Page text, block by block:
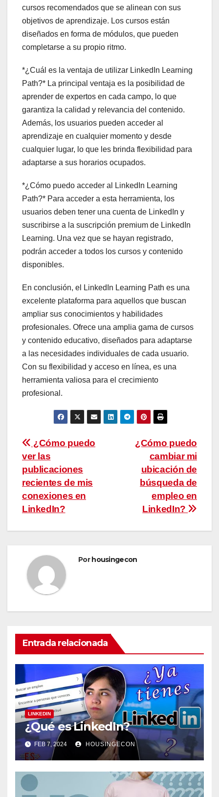
cursos recomendados que se alinean con sus
objetivos de aprendizaje. Los cursos están
diseñados en forma de módulos, que pueden
completarse a su propio ritmo.
*¿Cuál es la ventaja de utilizar LinkedIn Learning
Path?* La principal ventaja es la posibilidad de
aprender de expertos en cada campo, lo que
garantiza la calidad y relevancia del contenido.
Además, los usuarios pueden acceder al
aprendizaje en cualquier momento y desde
cualquier lugar, lo que les brinda flexibilidad para
adaptarse a sus horarios ocupados.
*¿Cómo puedo acceder al LinkedIn Learning
Path?* Para acceder a esta herramienta, los
usuarios deben tener una cuenta de LinkedIn y
suscribirse a la suscripción premium de LinkedIn
Learning. Una vez que se hayan registrado,
podrán acceder a todos los cursos y contenido
disponibles.
En conclusión, el LinkedIn Learning Path es una
excelente plataforma para aquellos que buscan
ampliar sus conocimientos y habilidades
profesionales. Ofrece una amplia gama de cursos
y contenido educativo, diseñados para adaptarse
a las necesidades individuales de cada usuario.
Con su flexibilidad y acceso en línea, es una
herramienta valiosa para el crecimiento
profesional.
Navegación
de
entradas
¿Cómo puedo
cambiar mi
ubicación de
búsqueda de
empleo en
LinkedIn?
¿Cómo puedo
ver las
publicaciones
recientes de mis
conexiones en
LinkedIn?
Porhousingecon
Entrada relacionada
LINKEDIN
¿Qué es LinkedIn?
FEB 7, 2024 HOUSINGECON